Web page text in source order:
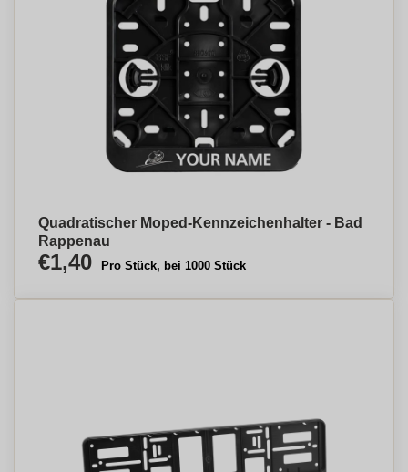
Quadratischer Moped-Kennzeichenhalter - Bad
Rappenau
€1,40 Pro Stück, bei 1000 Stück